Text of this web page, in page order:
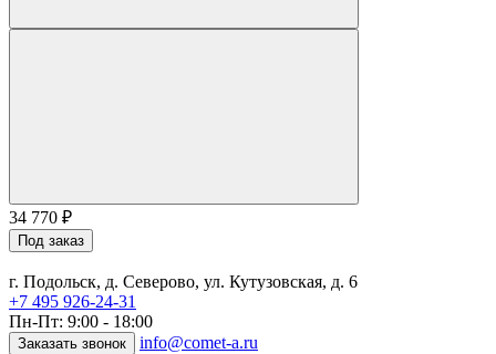
34 770 ₽
Под заказ
г. Подольск, д. Северово, ул. Кутузовская, д. 6
+7 495 926-24-31
Пн-Пт: 9:00 - 18:00
Заказать звонок info@comet-a.ru